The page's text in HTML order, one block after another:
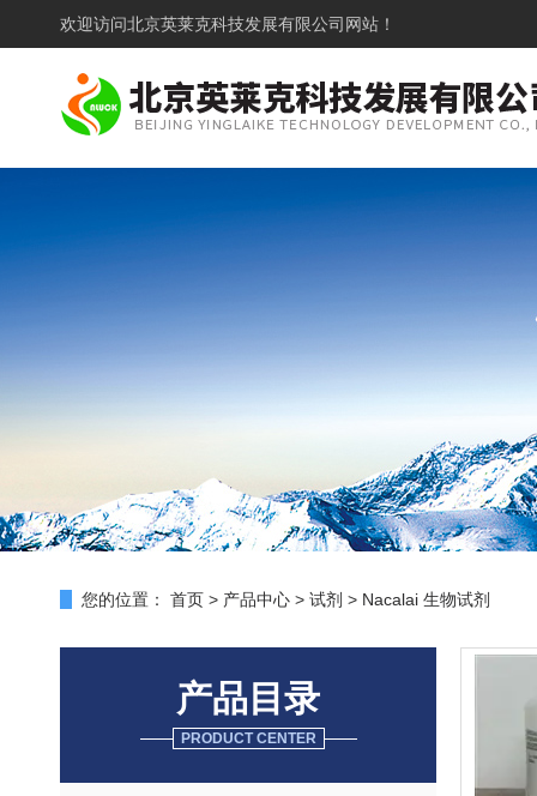
欢迎访问北京英莱克科技发展有限公司网站！
您的位置： 首页 > 产品中心 > 试剂 > Nacalai 生物试剂
产品目录
PRODUCT CENTER